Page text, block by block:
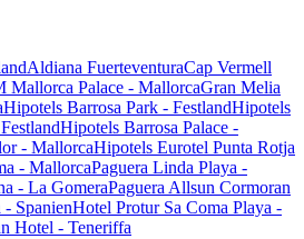
Aldiana FuerteventuraCap Vermell
Mallorca Palace - MallorcaGran Melia
Hipotels Barrosa Park - FestlandHipotels
Hipotels Barrosa Palace -
- MallorcaHipotels Eurotel Punta Rotja
- MallorcaPaguera Linda Playa -
- La GomeraPaguera Allsun Cormoran
SpanienHotel Protur Sa Coma Playa -
Hotel - Teneriffa